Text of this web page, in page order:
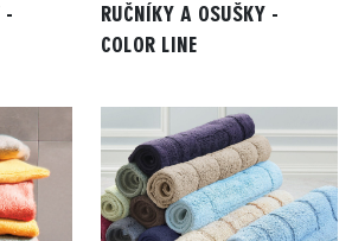
-
RUČNÍKY A OSUŠKY -
COLOR LINE